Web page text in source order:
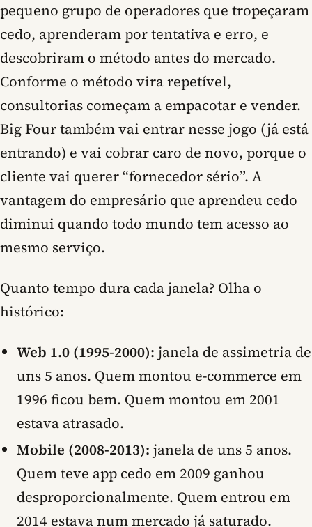
pequeno grupo de operadores que tropeçaram
cedo, aprenderam por tentativa e erro, e
descobriram o método antes do mercado.
Conforme o método vira repetível,
consultorias começam a empacotar e vender.
Big Four também vai entrar nesse jogo (já está
entrando) e vai cobrar caro de novo, porque o
cliente vai querer “fornecedor sério”. A
vantagem do empresário que aprendeu cedo
diminui quando todo mundo tem acesso ao
mesmo serviço.
Quanto tempo dura cada janela? Olha o
histórico:
Web 1.0 (1995-2000): janela de assimetria de
uns 5 anos. Quem montou e-commerce em
1996 ficou bem. Quem montou em 2001
estava atrasado.
Mobile (2008-2013): janela de uns 5 anos.
Quem teve app cedo em 2009 ganhou
desproporcionalmente. Quem entrou em
2014 estava num mercado já saturado.